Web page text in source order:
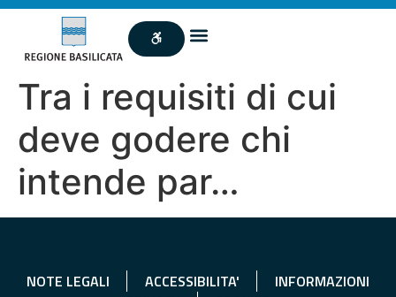
Tra i requisiti di cui
deve godere chi
intende par…
NOTE LEGALI ACCESSIBILITA'
INFORMAZIONI